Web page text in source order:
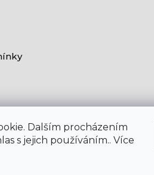
Dalším procházením
s jejich používáním.. Více